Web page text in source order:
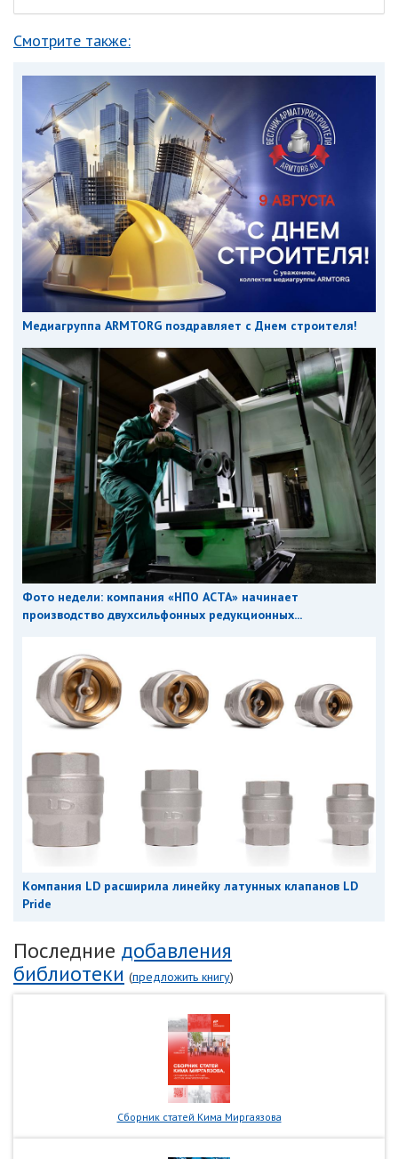
Смотрите также:
Медиагруппа ARMTORG поздравляет с Днем строителя!
Фото недели: компания «НПО АСТА» начинает
производство двухсильфонных редукционных...
Компания LD расширила линейку латунных клапанов LD
Pride
Последние добавления
библиотеки (предложить книгу)
Сборник статей Кима Миргаязова